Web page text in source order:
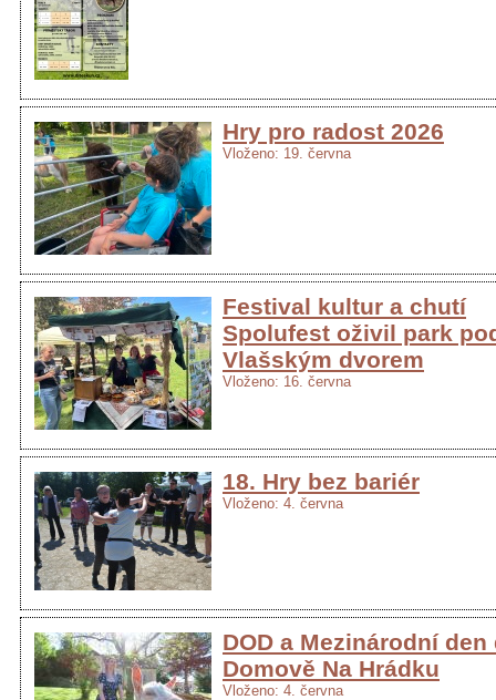
Hry pro radost 2026
Vloženo: 19. června
Festival kultur a chutí
Spolufest oživil park
Vlašským dvorem
Vloženo: 16. června
18. Hry bez bariér
Vloženo: 4. června
DOD a Mezinárodní den
Domově Na Hrádku
Vloženo: 4. června